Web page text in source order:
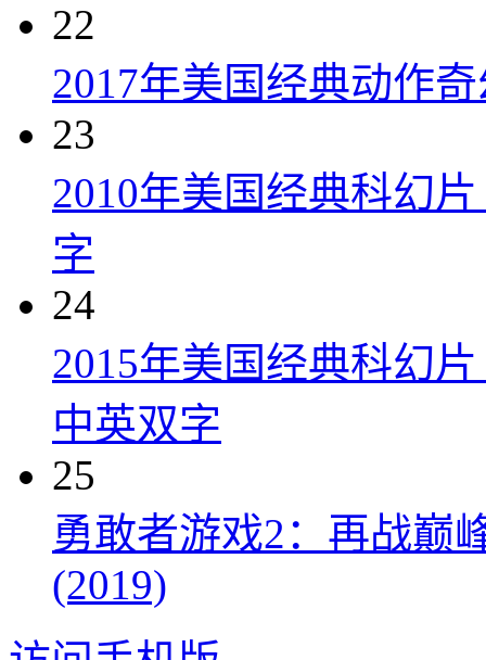
22
2017年美国经典动作
23
2010年美国经典科幻
字
24
2015年美国经典科幻
中英双字
25
勇敢者游戏2：再战巅
(2019)